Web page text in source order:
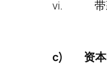
vi. 带
c) 资